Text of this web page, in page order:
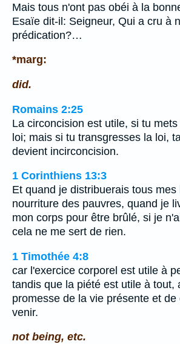
Mais tous n'ont pas obéi à la
Esaïe dit-il: Seigneur, Qui a cru à
prédication?…
*marg:
did.
Romains 2:25
La circoncision est utile, si tu
loi; mais si tu transgresses la loi,
devient incirconcision.
1 Corinthiens 13:3
Et quand je distribuerais tous mes
nourriture des pauvres, quand je
mon corps pour être brûlé, si je
cela ne me sert de rien.
1 Timothée 4:8
car l'exercice corporel est utile à
tandis que la piété est utile à tout,
promesse de la vie présente et
venir.
not being, etc.